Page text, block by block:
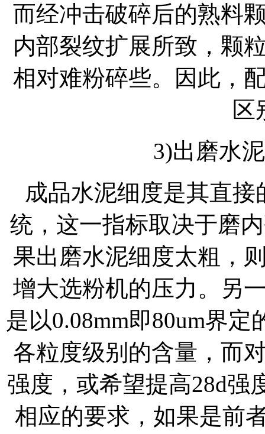
而经冲击破碎后的熟料
内部裂纹扩展所致，颗
相对难粉碎些。因此，
区
3)出磨水
成品水泥细度是其直
统，这一指标取决于磨
果出磨水泥细度太粗，
增大选粉机的压力。另
是以0.08mm即80um界
各粒度级别的含量，而
强度，或希望提高28d强
相应的要求，如果是前